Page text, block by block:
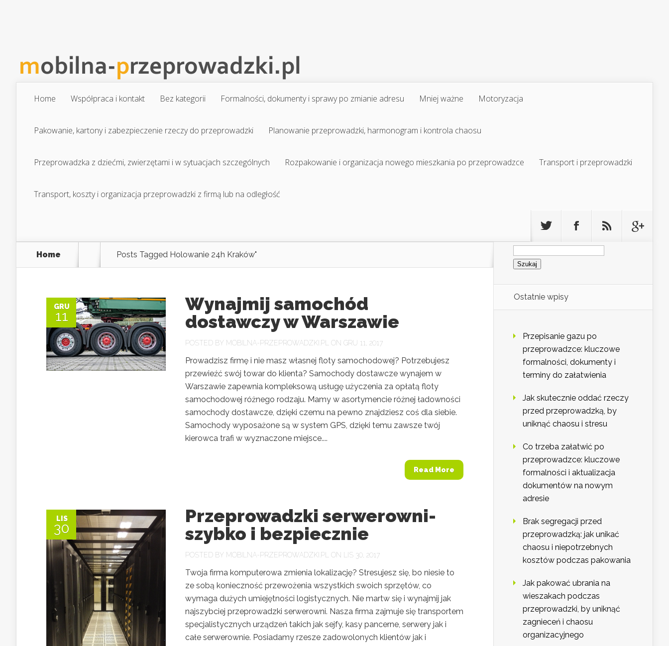
Home Współpraca i kontakt Bez kategorii Formalności, dokumenty i sprawy po zmianie adresu Mniej ważne Motoryzacja
Pakowanie, kartony i zabezpieczenie rzeczy do przeprowadzki Planowanie przeprowadzki, harmonogram i kontrola chaosu
Przeprowadzka z dziećmi, zwierzętami i w sytuacjach szczególnych Rozpakowanie i organizacja nowego mieszkania po przeprowadzce Transport i przeprowadzki
Transport, koszty i organizacja przeprowadzki z firmą lub na odległość
Home Posts Tagged Holowanie 24h Kraków"
GRU
11
Wynajmij samochód
dostawczy w Warszawie
POSTED BY MOBILNA-PRZEPROWADZKI.PL ON GRU 11, 2017
Prowadzisz firmę i nie masz własnej floty samochodowej? Potrzebujesz
przewieźć swój towar do klienta? Samochody dostawcze wynajem w
Warszawie zapewnia kompleksową usługę użyczenia za opłatą floty
samochodowej różnego rodzaju. Mamy w asortymencie różnej ładowności
samochody dostawcze, dzięki czemu na pewno znajdziesz coś dla siebie.
Samochody wyposażone są w system GPS, dzięki temu zawsze twój
kierowca trafi w wyznaczone miejsce....
Read More
LIS
30
Przeprowadzki serwerowni-
szybko i bezpiecznie
POSTED BY MOBILNA-PRZEPROWADZKI.PL ON LIS 30, 2017
Twoja firma komputerowa zmienia lokalizację? Stresujesz się, bo niesie to
ze sobą konieczność przewożenia wszystkich swoich sprzętów, co
wymaga dużych umiejętności logistycznych. Nie martw się i wynajmij jak
najszybciej przeprowadzki serwerowni. Nasza firma zajmuje się transportem
specjalistycznych urządzeń takich jak sejfy, kasy pancerne, serwery jak i
całe serwerownie. Posiadamy rzesze zadowolonych klientów jak i
Szukaj:
Ostatnie wpisy
Przepisanie gazu po
przeprowadzce: kluczowe
formalności, dokumenty i
terminy do załatwienia
Jak skutecznie oddać rzeczy
przed przeprowadzką, by
uniknąć chaosu i stresu
Co trzeba załatwić po
przeprowadzce: kluczowe
formalności i aktualizacja
dokumentów na nowym
adresie
Brak segregacji przed
przeprowadzką: jak unikać
chaosu i niepotrzebnych
kosztów podczas pakowania
Jak pakować ubrania na
wieszakach podczas
przeprowadzki, by uniknąć
zagnieceń i chaosu
organizacyjnego